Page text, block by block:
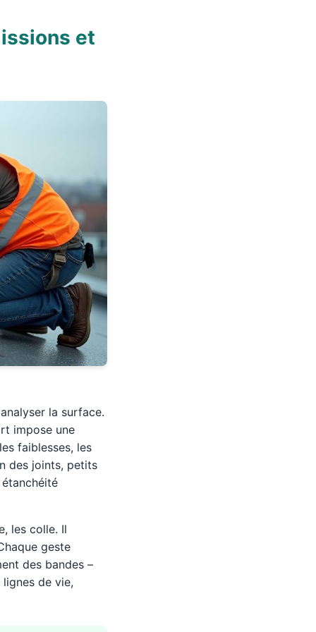
et
la surface.
impose une
faiblesses, les
des joints, petits
les colle. Il
geste
des bandes –
de vie,